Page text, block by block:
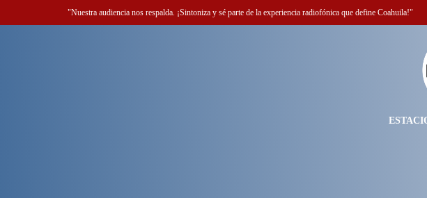
"Nuestra audiencia nos respalda. ¡Sintoniza y sé parte de la experiencia radiofónica que define Coahuila!"